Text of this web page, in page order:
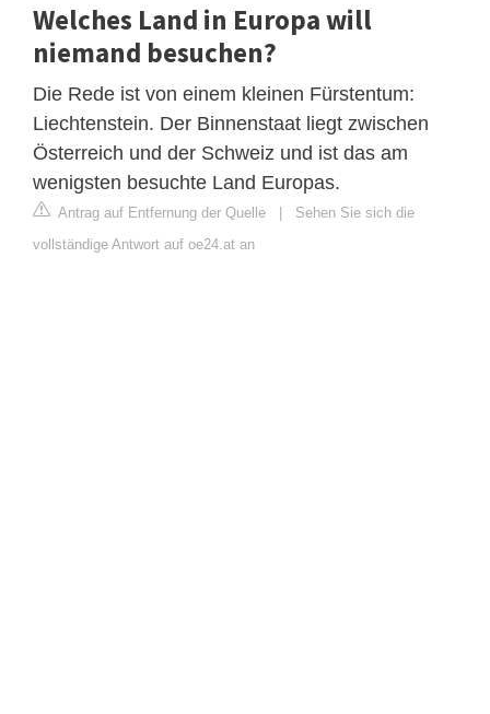
Welches Land in Europa will
niemand besuchen?
Die Rede ist von einem kleinen Fürstentum:
Liechtenstein. Der Binnenstaat liegt zwischen
Österreich und der Schweiz und ist das am
wenigsten besuchte Land Europas.
Antrag auf Entfernung der Quelle | Sehen Sie sich die
vollständige Antwort auf oe24.at an